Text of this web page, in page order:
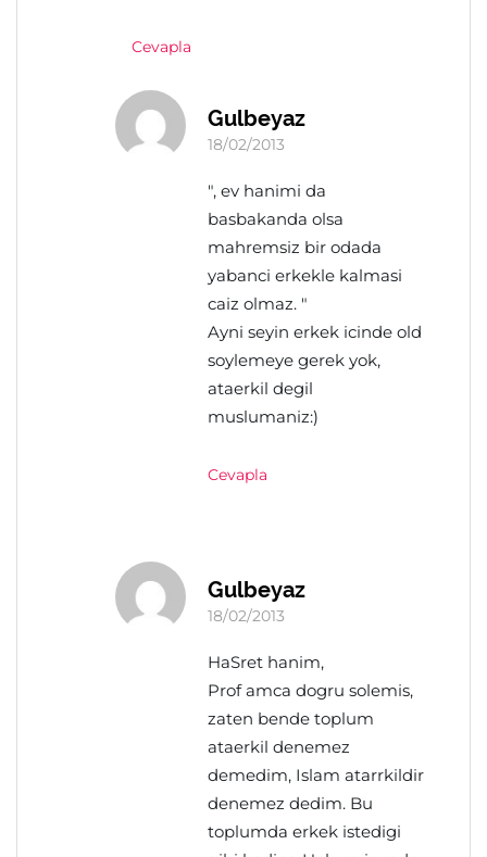
Cevapla
Gulbeyaz
18/02/2013
", ev hanimi da
basbakanda olsa
mahremsiz bir odada
yabanci erkekle kalmasi
caiz olmaz. "
Ayni seyin erkek icinde old
soylemeye gerek yok,
ataerkil degil
muslumaniz:)
Cevapla
Gulbeyaz
18/02/2013
HaSret hanim,
Prof amca dogru solemis,
zaten bende toplum
ataerkil denemez
demedim, Islam atarrkildir
denemez dedim. Bu
toplumda erkek istedigi